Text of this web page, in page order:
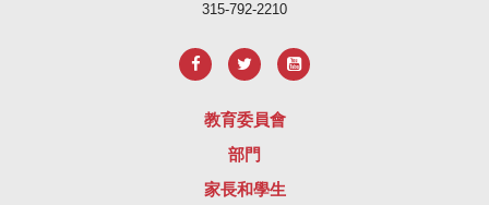
315-792-2210
教育委員會
部門
家長和學生